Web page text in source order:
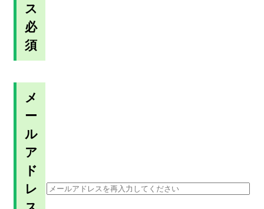
ス
必
須
メ
ー
ル
ア
ド
レ